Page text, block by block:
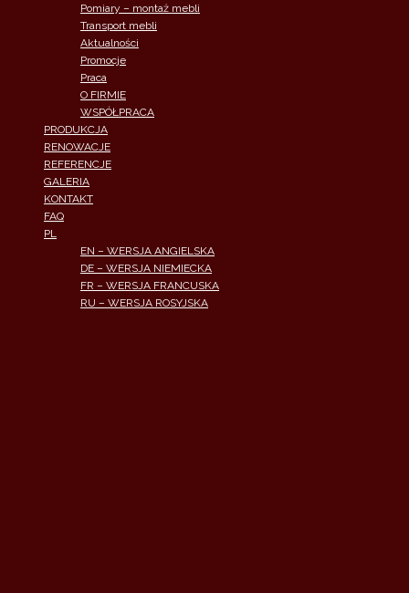
Pomiary – montaż mebli
Transport mebli
Aktualności
Promocje
Praca
O FIRMIE
WSPÓŁPRACA
PRODUKCJA
RENOWACJE
REFERENCJE
GALERIA
KONTAKT
FAQ
PL
EN – WERSJA ANGIELSKA
DE – WERSJA NIEMIECKA
FR – WERSJA FRANCUSKA
RU – WERSJA ROSYJSKA